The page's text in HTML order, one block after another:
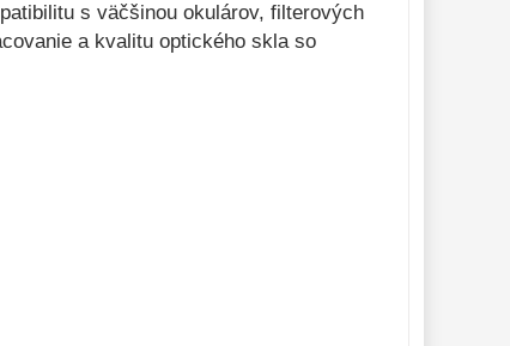
s väčšinou okulárov, filterových
a kvalitu optického skla so